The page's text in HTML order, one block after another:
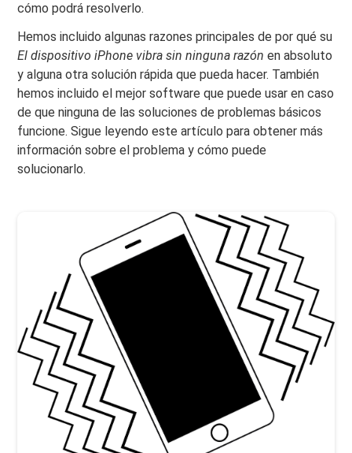
cómo podrá resolverlo.
Hemos incluido algunas razones principales de por qué su
El dispositivo iPhone vibra sin ninguna razón en absoluto
y alguna otra solución rápida que pueda hacer. También
hemos incluido el mejor software que puede usar en caso
de que ninguna de las soluciones de problemas básicos
funcione. Sigue leyendo este artículo para obtener más
información sobre el problema y cómo puede
solucionarlo.